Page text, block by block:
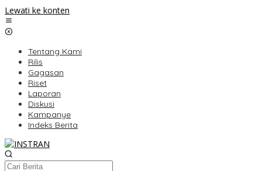
Lewati ke konten
Tentang Kami
Rilis
Gagasan
Riset
Laporan
Diskusi
Kampanye
Indeks Berita